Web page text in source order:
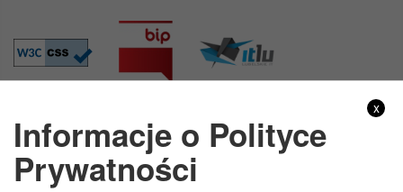
GODZINY PRACY
Pon 7:30 - 15:30
x
Informacje o Polityce
Prywatności